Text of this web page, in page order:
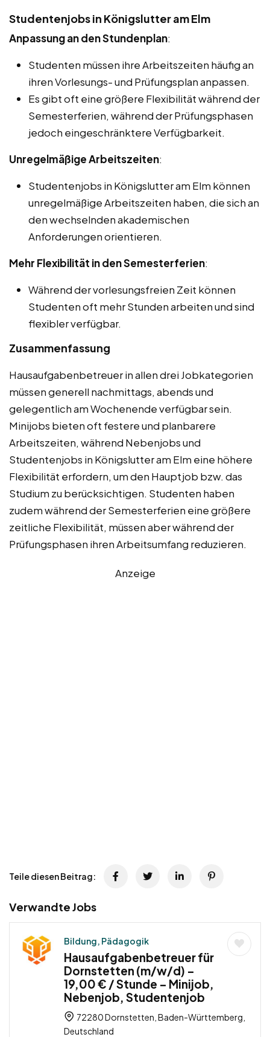
Studentenjobs in Königslutter am Elm
Anpassung an den Stundenplan:
Studenten müssen ihre Arbeitszeiten häufig an
ihren Vorlesungs- und Prüfungsplan anpassen.
Es gibt oft eine größere Flexibilität während der
Semesterferien, während der Prüfungsphasen
jedoch eingeschränktere Verfügbarkeit.
Unregelmäßige Arbeitszeiten:
Studentenjobs in Königslutter am Elm können
unregelmäßige Arbeitszeiten haben, die sich an
den wechselnden akademischen
Anforderungen orientieren.
Mehr Flexibilität in den Semesterferien:
Während der vorlesungsfreien Zeit können
Studenten oft mehr Stunden arbeiten und sind
flexibler verfügbar.
Zusammenfassung
Hausaufgabenbetreuer in allen drei Jobkategorien
müssen generell nachmittags, abends und
gelegentlich am Wochenende verfügbar sein.
Minijobs bieten oft festere und planbarere
Arbeitszeiten, während Nebenjobs und
Studentenjobs in Königslutter am Elm eine höhere
Flexibilität erfordern, um den Hauptjob bzw. das
Studium zu berücksichtigen. Studenten haben
zudem während der Semesterferien eine größere
zeitliche Flexibilität, müssen aber während der
Prüfungsphasen ihren Arbeitsumfang reduzieren.
Anzeige
Teile diesen Beitrag:
Verwandte Jobs
Bildung, Pädagogik
Hausaufgabenbetreuer für
Dornstetten (m/w/d) –
19,00 € / Stunde – Minijob,
Nebenjob, Studentenjob
72280 Dornstetten, Baden-Württemberg,
Deutschland